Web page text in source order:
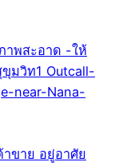
าพสะอาด -ให้
มวิท1 Outcall-
near-Nana-
ขาย อยู่อาศัย